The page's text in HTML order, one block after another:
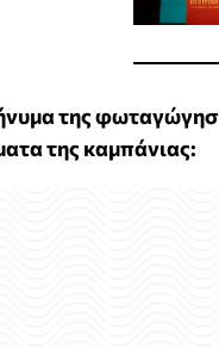
της
της καμπάνιας: